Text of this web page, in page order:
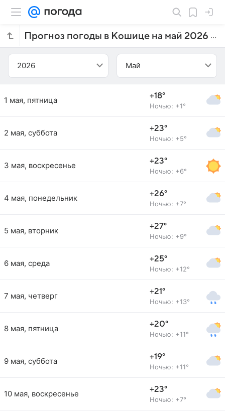
Прогноз погоды в Кошице на май 2026 года
2026 Май
1 мая, пятница +18°
Ночью: +1°
2 мая, суббота +23°
Ночью: +5°
3 мая, воскресенье +23°
Ночью: +6°
4 мая, понедельник +26°
Ночью: +7°
5 мая, вторник +27°
Ночью: +9°
6 мая, среда +25°
Ночью: +12°
7 мая, четверг +21°
Ночью: +13°
8 мая, пятница +20°
Ночью: +11°
9 мая, суббота +19°
Ночью: +11°
10 мая, воскресенье +23°
Ночью: +7°